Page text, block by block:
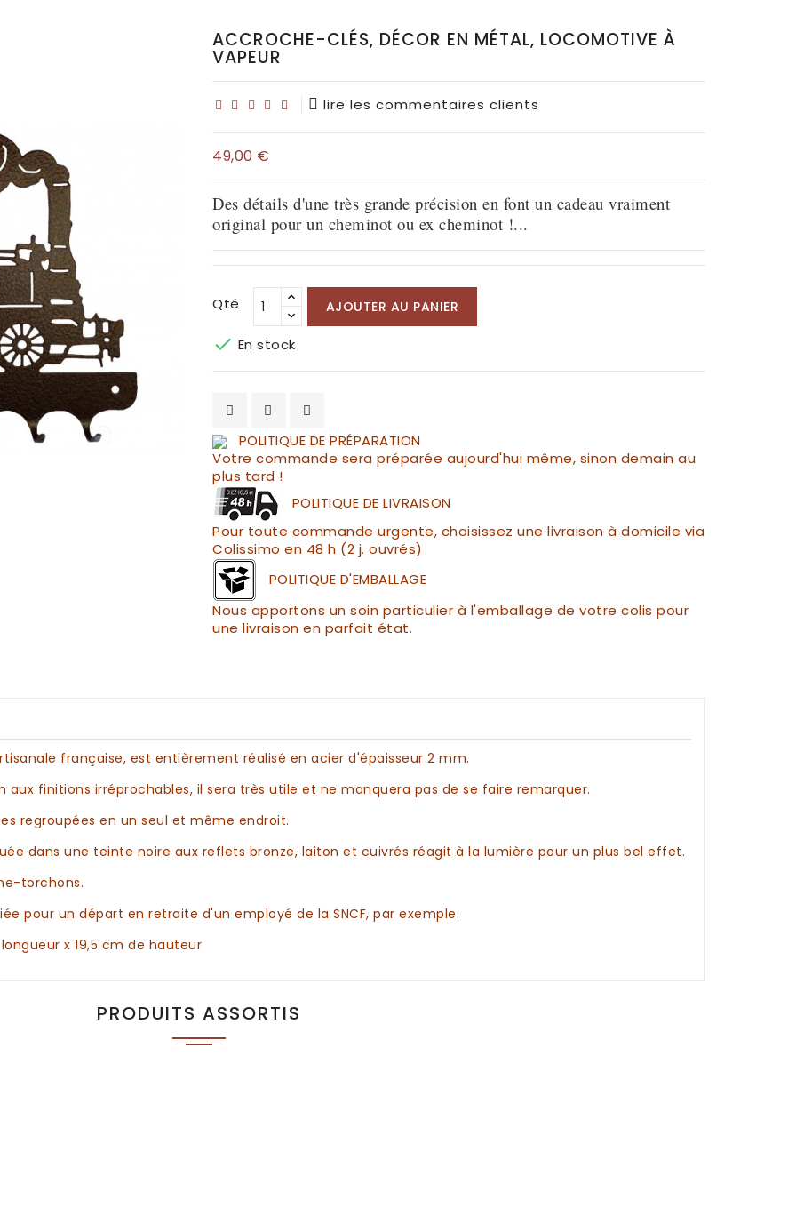
ACCROCHE-CLÉS, DÉCOR EN MÉTAL, LOCOMOTIVE À
VAPEUR
lire les commentaires clients
49,00 €
Des détails d'une très grande précision en font un cadeau vraiment
original pour un cheminot ou ex cheminot !...
Qté AJOUTER AU PANIER
 En stock
POLITIQUE DE PRÉPARATION
Votre commande sera préparée aujourd'hui même, sinon demain au
plus tard !
POLITIQUE DE LIVRAISON
Pour toute commande urgente, choisissez une livraison à domicile via
Colissimo en 48 h (2 j. ouvrés)
POLITIQUE D'EMBALLAGE
Nous apportons un soin particulier à l'emballage de votre colis pour
une livraison en parfait état.
française, est entièrement réalisé en acier d'épaisseur 2 mm.
aux finitions irréprochables, il sera très utile et ne manquera pas de se faire remarquer.
regroupées en un seul et même endroit.
dans une teinte noire aux reflets bronze, laiton et cuivrés réagit à la lumière pour un plus bel effet.
torchons.
pour un départ en retraite d'un employé de la SNCF, par exemple.
x 19,5 cm de hauteur
PRODUITS ASSORTIS